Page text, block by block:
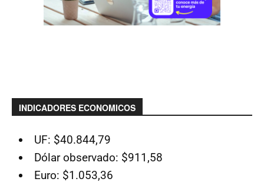
INDICADORES ECONOMICOS
UF: $40.844,79
Dólar observado: $911,58
Euro: $1.053,36